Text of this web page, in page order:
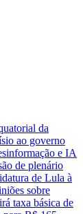
da
ao governo
e IA
de plenário
de Lula à
sobre
taxa básica de